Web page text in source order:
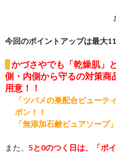
今回のポイントアップは最大11
かづさやでも 「乾燥肌」
側・内側から守るの対策商
用意！！
「ツバメの巣配合ビュー
ポン！！
「無添加石鹸ピュアソープ
また、 5と0のつく日は、「ポイ